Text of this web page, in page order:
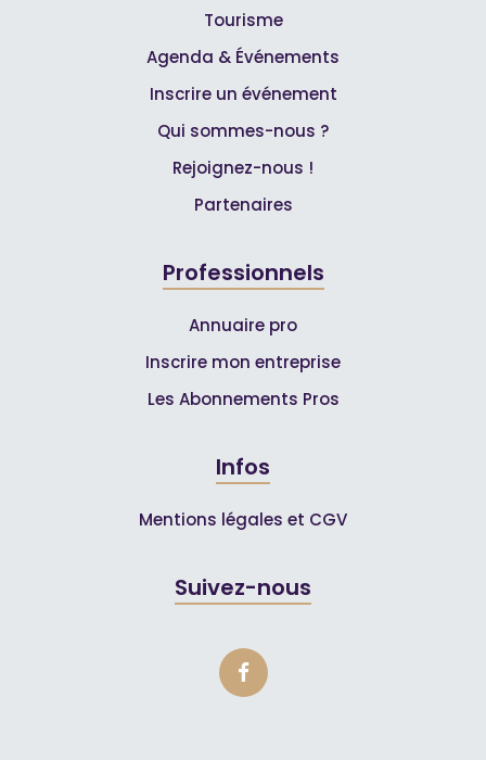
Tourisme
Agenda & Événements
Inscrire un événement
Qui sommes-nous ?
Rejoignez-nous !
Partenaires
Professionnels
Annuaire pro
Inscrire mon entreprise
Les Abonnements Pros
Infos
Mentions légales et CGV
Suivez-nous